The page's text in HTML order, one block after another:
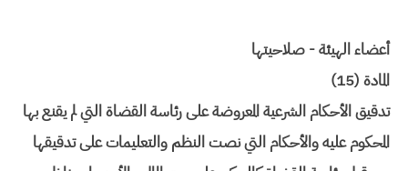
أعضاء الهيئة - صلاحيتها
المادة (15)
تدقيق الأحكام الشرعية المعروضة على رئاسة القضاة التي لم يقنع بها
المحكوم عليه والأحكام التي نصت النظم والتعليمات على تدقيقها